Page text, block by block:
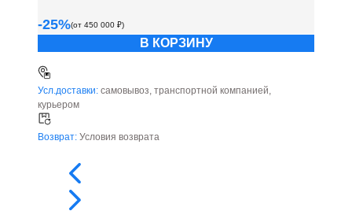
-25%(от 450 000 ₽)
В КОРЗИНУ
Усл.доставки: самовывоз, транспортной компанией,
курьером
Возврат: Условия возврата